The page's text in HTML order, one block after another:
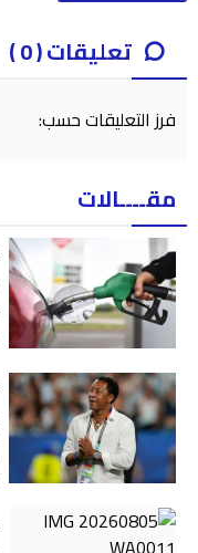
تعليقات ( 0 )
فرز التعليقات حسب:
مقــــالات